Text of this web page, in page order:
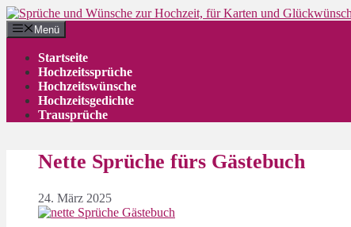
Zum
Inhalt
springen
Menü
Startseite
Hochzeitssprüche
Hochzeitswünsche
Hochzeitsgedichte
Trausprüche
Nette Sprüche fürs Gästebuch
24. März 2025